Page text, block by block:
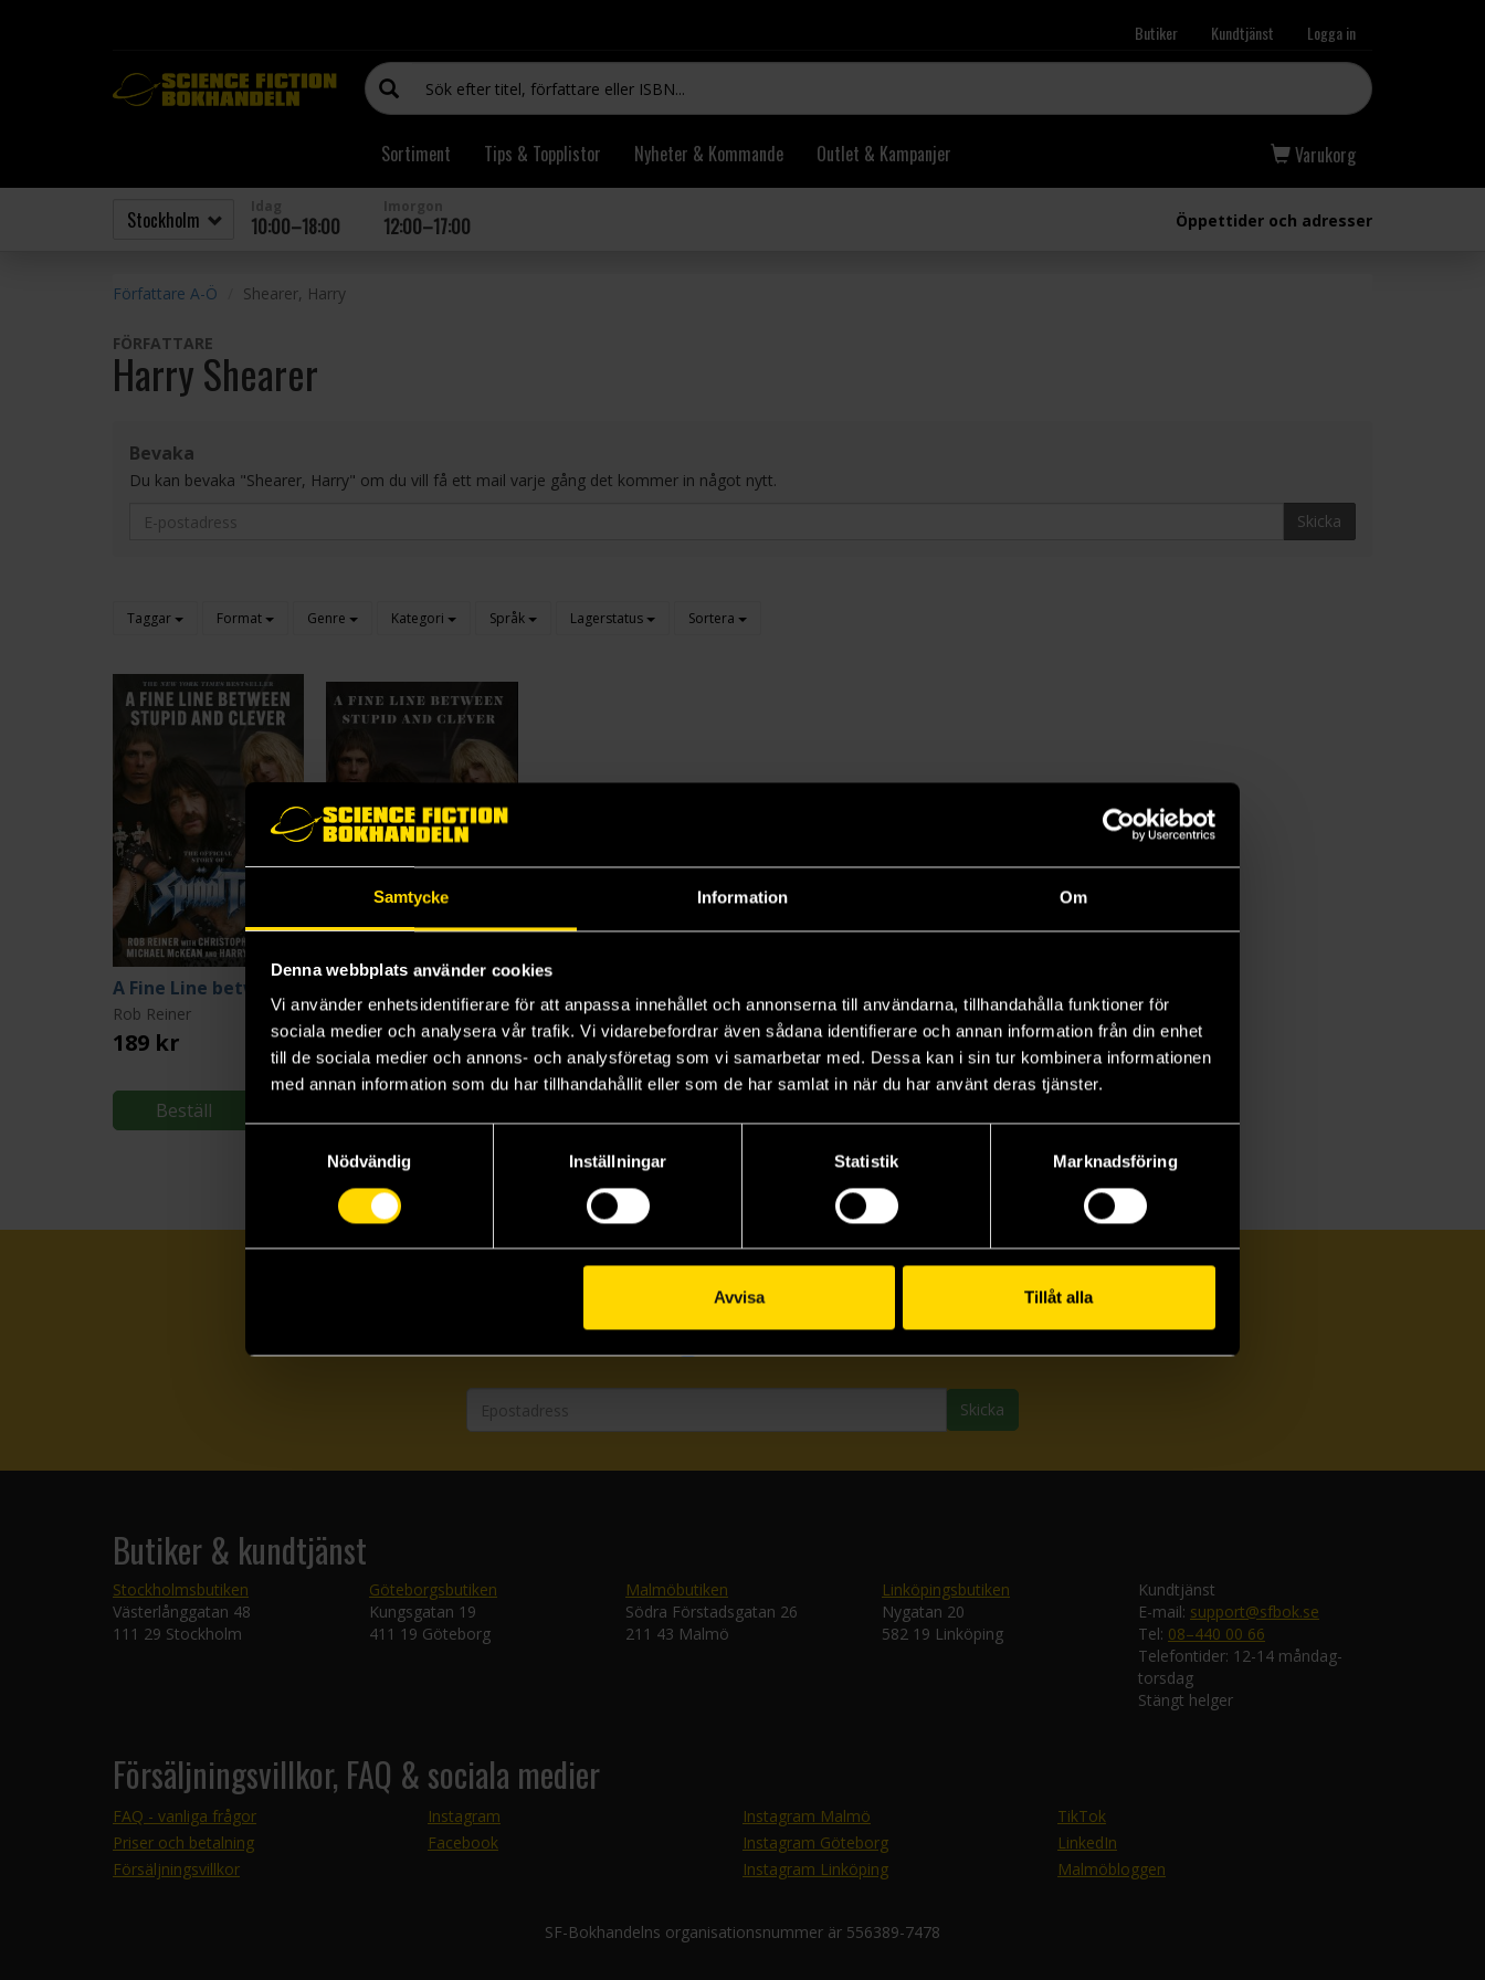
Samtycke Information Om
Denna webbplats använder cookies
Vi använder enhetsidentifierare för att anpassa innehållet och annonserna till användarna, tillhandahålla funktioner för
sociala medier och analysera vår trafik. Vi vidarebefordrar även sådana identifierare och annan information från din enhet
till de sociala medier och annons- och analysföretag som vi samarbetar med. Dessa kan i sin tur kombinera informationen
med annan information som du har tillhandahållit eller som de har samlat in när du har använt deras tjänster.
Samtyckesval
Nödvändig
Inställningar Statistik Marknadsföring
Avvisa Tillåt alla
Butiker Kundtjänst Logga in
Sortiment Tips & Topplistor Nyheter & Kommande Outlet & Kampanjer Varukorg
10:00–18:00 12:00–17:00 Öppettider och adresser
Författare A-Ö Shearer, Harry
FÖRFATTARE
Harry Shearer
Bevaka
Du kan bevaka "Shearer, Harry" om du vill få ett mail varje gång det kommer in något nytt.
Skicka
Taggar Format Genre Kategori Språk Lagerstatus Sortera
Rob Reiner
189 kr
Beställ
Rob Reiner
299 kr
Prenumerera på vårt nyhetsbrev
Skicka
Butiker & kundtjänst
Stockholmsbutiken
Västerlånggatan 48
111 29 Stockholm
Göteborgsbutiken
Kungsgatan 19
411 19 Göteborg
Malmöbutiken
Södra Förstadsgatan 26
211 43 Malmö
Linköpingsbutiken
Nygatan 20
582 19 Linköping
Kundtjänst
E-mail: support@sfbok.se
Tel: 08–440 00 66
Telefontider: 12-14 måndag-
torsdag
Stängt helger
Försäljningsvillkor, FAQ & sociala medier
FAQ - vanliga frågor
Priser och betalning
Försäljningsvillkor
Instagram
Facebook
Instagram Malmö
Instagram Göteborg
Instagram Linköping
TikTok
LinkedIn
Malmöbloggen
SF-Bokhandelns organisationsnummer är 556389-7478